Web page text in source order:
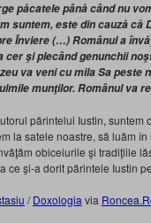
păcatele până când nu
suntem, este din cauză
Înviere (…) Românul a
cer şi plecând genunchii
va veni cu mila Sa
munţilor. Românul va
părintelui Iustin,
la satele noastre, să luăm
obiceiurile şi tradiţiile
ce şi-a dorit părintele Iustin
/Doxologia via